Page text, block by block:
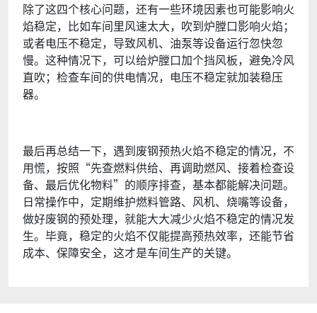
除了这四个核心问题，还有一些环境因素也可能影响火
焰稳定，比如车间里风速太大，吹到炉膛口影响火焰；
或者电压不稳定，导致风机、油泵等设备运行忽快忽
慢。这种情况下，可以给炉膛口加个挡风板，避免冷风
直吹；检查车间的供电情况，电压不稳定就加装稳压
器。
最后再总结一下，遇到废钢预热火焰不稳定的情况，不
用慌，按照“先查燃料供给、再调助燃风、接着检查设
备、最后优化物料”的顺序排查，基本都能解决问题。
日常操作中，定期维护燃料管路、风机、烧嘴等设备，
做好废钢的预处理，就能大大减少火焰不稳定的情况发
生。毕竟，稳定的火焰不仅能提高预热效率，还能节省
成本、保障安全，这才是车间生产的关键。